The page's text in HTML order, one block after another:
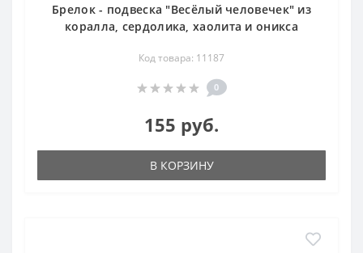
Брелок - подвеска "Весёлый человечек" из
коралла, сердолика, хаолита и оникса
Код товара: 11187
0
155 руб.
В КОРЗИНУ